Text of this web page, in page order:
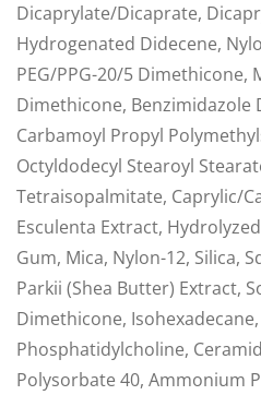
Dicaprylate/Dicaprate,
Hydrogenated Didecene,
PEG/PPG-20/5 Dimethicone,
Dimethicone,
Carbamoyl Propyl
Octyldodecyl Stearoyl
Tetraisopalmitate, Caprylic/
Esculenta Extract,
Gum, Mica, Nylon-12, Silica,
Parkii (Shea Butter) Extract,
Dimethicone,
Phosphatidylcholine,
Polysorbate 40, Ammonium